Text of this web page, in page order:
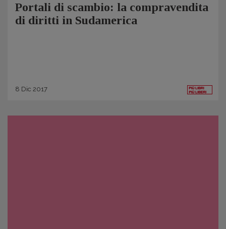
Portali di scambio: la compravendita
di diritti in Sudamerica
8 Dic 2017